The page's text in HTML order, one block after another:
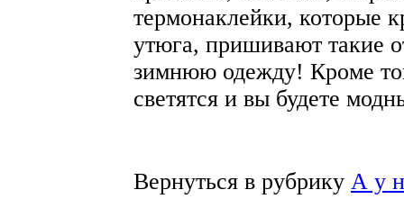
термонаклейки, которые
утюга, пришивают такие
зимнюю одежду! Кроме
светятся и вы будете
Вернуться в рубрику А у